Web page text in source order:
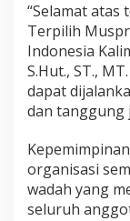
“Selamat atas
Terpilih
Indonesia
S.Hut., ST.,
dapat
dan tanggung
organisasi
wadah yang
seluruh